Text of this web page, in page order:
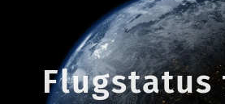
Flugstatus